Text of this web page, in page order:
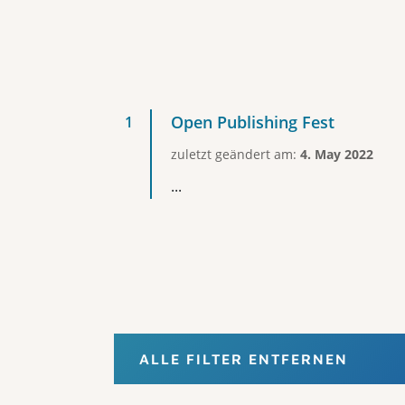
Open Publishing Fest
zuletzt geändert am: 4. May 2022
...
ALLE FILTER ENTFERNEN